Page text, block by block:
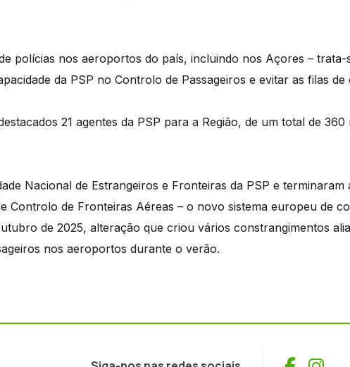
polícias nos aeroportos do país, incluindo nos Açores – trata-
da PSP no Controlo de Passageiros e evitar as filas de
21 agentes da PSP para a Região, de um total de 360
Nacional de Estrangeiros e Fronteiras da PSP e terminaram
Controlo de Fronteiras Aéreas – o novo sistema europeu de
de 2025, alteração que criou vários constrangimentos
nos aeroportos durante o verão.